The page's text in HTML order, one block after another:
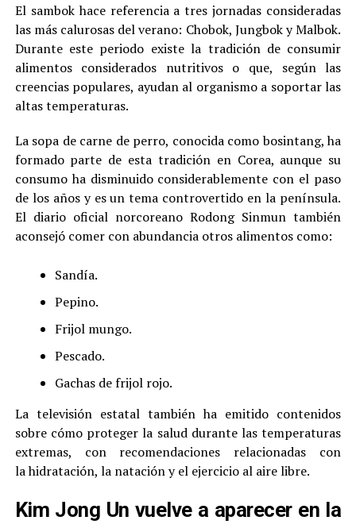
El sambok hace referencia a tres jornadas consideradas
las más calurosas del verano: Chobok, Jungbok y Malbok.
Durante este periodo existe la tradición de consumir
alimentos considerados nutritivos o que, según las
creencias populares, ayudan al organismo a soportar las
altas temperaturas.
La sopa de carne de perro, conocida como bosintang, ha
formado parte de esta tradición en Corea, aunque su
consumo ha disminuido considerablemente con el paso
de los años y es un tema controvertido en la península.
El diario oficial norcoreano Rodong Sinmun también
aconsejó comer con abundancia otros alimentos como:
Sandía.
Pepino.
Frijol mungo.
Pescado.
Gachas de frijol rojo.
La televisión estatal también ha emitido contenidos
sobre cómo proteger la salud durante las temperaturas
extremas, con recomendaciones relacionadas con
la hidratación, la natación y el ejercicio al aire libre.
Kim Jong Un vuelve a aparecer en la